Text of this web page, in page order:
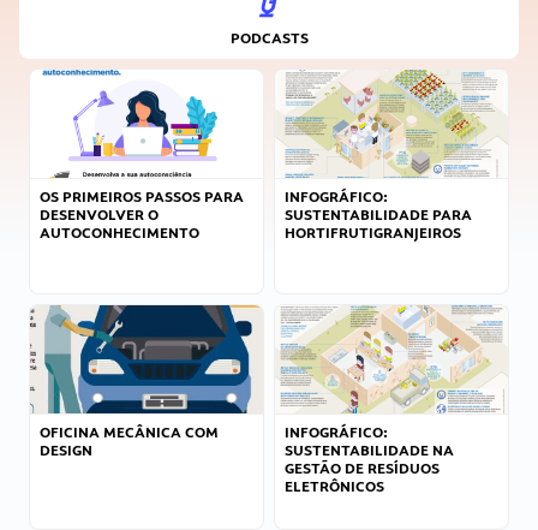
PODCASTS
OS PRIMEIROS PASSOS PARA
DESENVOLVER O
AUTOCONHECIMENTO
INFOGRÁFICO:
SUSTENTABILIDADE PARA
HORTIFRUTIGRANJEIROS
OFICINA MECÂNICA COM
DESIGN
INFOGRÁFICO:
SUSTENTABILIDADE NA
GESTÃO DE RESÍDUOS
ELETRÔNICOS